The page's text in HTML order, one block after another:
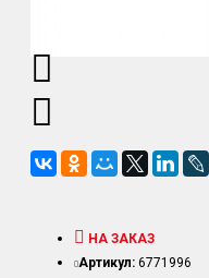
НА ЗАКАЗ
Артикул: 6771996